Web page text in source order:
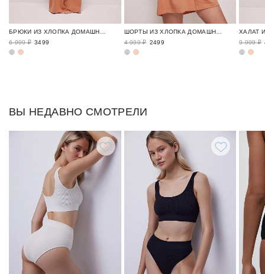
БРЮКИ ИЗ ХЛОПКА ДОМАШНИЕ ИСТОРИИ / HOME STORY
6 999 ₽ 3499
ШОРТЫ ИЗ ХЛОПКА ДОМАШНИЕ ИСТОРИИ / HOME STORY
4 999 ₽ 2499 9 999 ₽
ВЫ НЕДАВНО СМОТРЕЛИ